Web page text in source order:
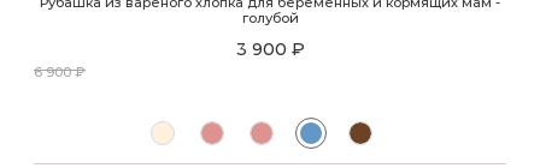
голубой
3 900 ₽
6 900 ₽